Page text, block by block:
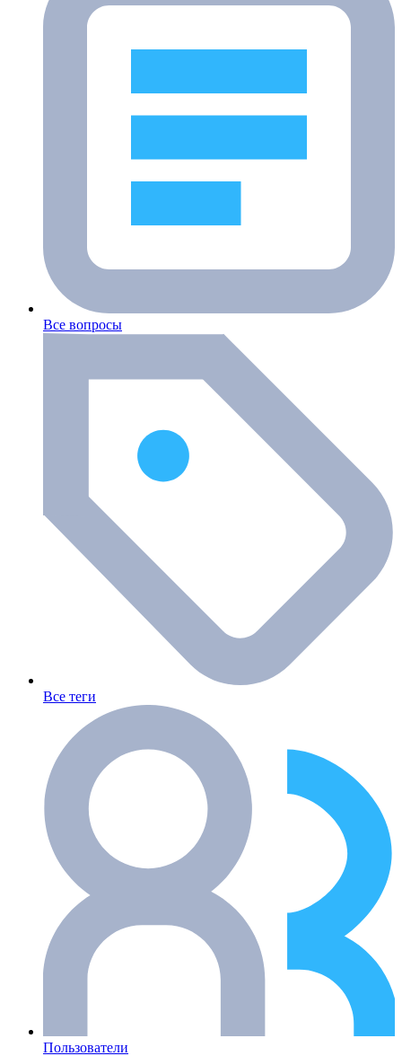
Все вопросы
Все теги
Пользователи